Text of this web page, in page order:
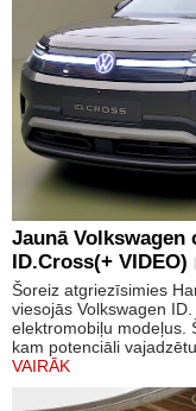
Jaunā Volkswagen
ID.Cross(+ VIDEO)
Šoreiz atgriezīsimies
viesojās Volkswagen
elektromobiļu modeļus.
kam potenciāli
VAIRĀK